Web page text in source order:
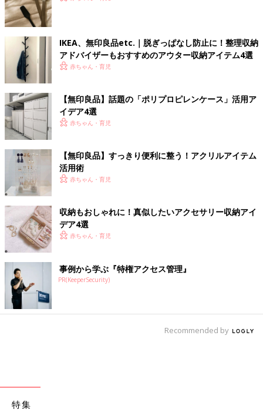
IKEA、無印良品etc.｜脱ぎっぱなし防止に！整理収納
アドバイザーもおすすめのアウター収納アイテム4選
赤ちゃん・育児
【無印良品】話題の「ポリプロピレンケース」活用ア
イデア4選
赤ちゃん・育児
【無印良品】すっきり便利に整う！アクリルアイテム
活用術
赤ちゃん・育児
収納もおしゃれに！真似したいアクセサリー収納アイ
デア4選
赤ちゃん・育児
事例から学ぶ『特権アクセス管理』
PR(KeeperSecurity)
Recommended by
特集